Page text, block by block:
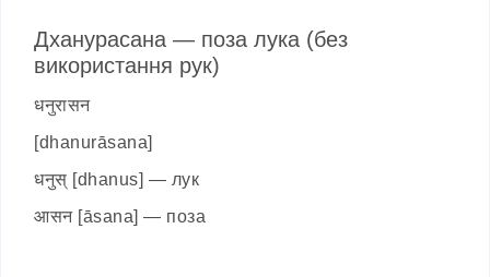
Дханурасана — поза лука (без
використання рук)
धनुरासन
[dhanurāsana]
धनुस् [dhanus] — лук
आसन [āsana] — поза